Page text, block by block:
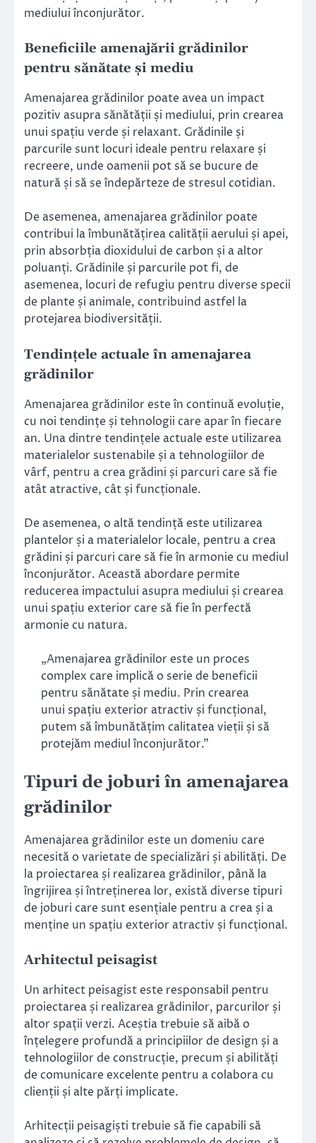
mediului înconjurător.
Beneficiile amenajării grădinilor
pentru sănătate și mediu
Amenajarea grădinilor poate avea un impact
pozitiv asupra sănătății și mediului, prin crearea
unui spațiu verde și relaxant. Grădinile și
parcurile sunt locuri ideale pentru relaxare și
recreere, unde oamenii pot să se bucure de
natură și să se îndepărteze de stresul cotidian.
De asemenea, amenajarea grădinilor poate
contribui la îmbunătățirea calității aerului și apei,
prin absorbția dioxidului de carbon și a altor
poluanți. Grădinile și parcurile pot fi, de
asemenea, locuri de refugiu pentru diverse specii
de plante și animale, contribuind astfel la
protejarea biodiversității.
Tendințele actuale în amenajarea
grădinilor
Amenajarea grădinilor este în continuă evoluție,
cu noi tendințe și tehnologii care apar în fiecare
an. Una dintre tendințele actuale este utilizarea
materialelor sustenabile și a tehnologiilor de
vârf, pentru a crea grădini și parcuri care să fie
atât atractive, cât și funcționale.
De asemenea, o altă tendință este utilizarea
plantelor și a materialelor locale, pentru a crea
grădini și parcuri care să fie în armonie cu mediul
înconjurător. Această abordare permite
reducerea impactului asupra mediului și crearea
unui spațiu exterior care să fie în perfectă
armonie cu natura.
„Amenajarea grădinilor este un proces
complex care implică o serie de beneficii
pentru sănătate și mediu. Prin crearea
unui spațiu exterior atractiv și funcțional,
putem să îmbunătățim calitatea vieții și să
protejăm mediul înconjurător.”
Tipuri de joburi în amenajarea
grădinilor
Amenajarea grădinilor este un domeniu care
necesită o varietate de specializări și abilități. De
la proiectarea și realizarea grădinilor, până la
îngrijirea și întreținerea lor, există diverse tipuri
de joburi care sunt esențiale pentru a crea și a
menține un spațiu exterior atractiv și funcțional.
Arhitectul peisagist
Un arhitect peisagist este responsabil pentru
proiectarea și realizarea grădinilor, parcurilor și
altor spații verzi. Aceștia trebuie să aibă o
înțelegere profundă a principiilor de design și a
tehnologiilor de construcție, precum și abilități
de comunicare excelente pentru a colabora cu
clienții și alte părți implicate.
Arhitecții peisagiști trebuie să fie capabili să